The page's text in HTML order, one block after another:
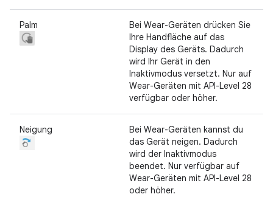
Palm
Bei Wear-Geräten drücken Sie
Ihre Handfläche auf das
Display des Geräts. Dadurch
wird Ihr Gerät in den
Inaktivmodus versetzt. Nur auf
Wear-Geräten mit API-Level 28
verfügbar oder höher.
Neigung
Bei Wear-Geräten kannst du
das Gerät neigen. Dadurch
wird der Inaktivmodus
beendet. Nur verfügbar auf
Wear-Geräten mit API-Level 28
oder höher.